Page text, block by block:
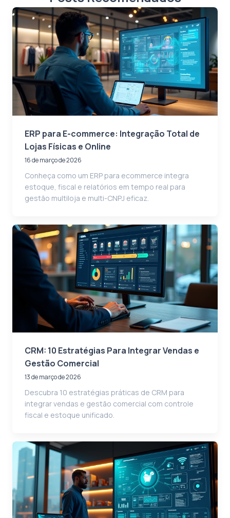
ERP para E-commerce: Integração Total de
Lojas Físicas e Online
16 de março de 2026
Conheça como um ERP para ecommerce integra
estoque, fiscal e relatórios em tempo real para
gestão multiloja e multi-CNPJ eficaz.
CRM: 10 Estratégias Para Integrar Vendas e
Gestão Comercial
13 de março de 2026
Descubra 10 estratégias práticas de CRM para
integrar vendas e gestão comercial com controle
fiscal e estoque unificado.